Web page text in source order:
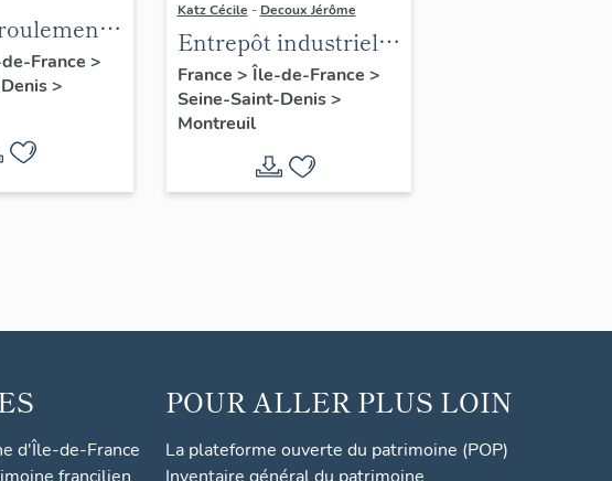
France >
>
Katz Cécile - Decoux Jérôme
Entrepôt industriel
Limitri Hugon, puis
Hugon frères,
actuellement hôtel
industriel
France > Île-de-France >
Seine-Saint-Denis>
Montreuil
d'Île-de-France
POUR ALLER PLUS LOIN
La plateforme ouverte du patrimoine (POP)